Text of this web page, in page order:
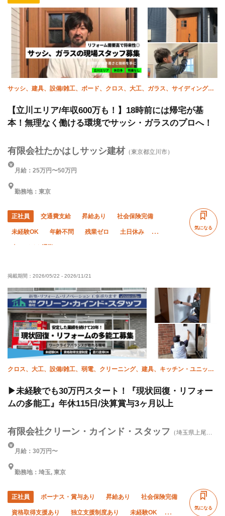
サッシ、建具、設備/雑工、ボード、クロス、大工、ガラス、サイディング、
【立川エリア/年収600万も！】18時前には帰宅が基
本！無理なく働ける環境でサッシ・ガラスのプロへ！
有限会社たかはしサッシ建材 （東京都立川市）
月給：25万円〜50万円
勤務地：東京
正社員 交通費支給 昇給あり 社会保険完備
未経験OK 年齢不問 残業ゼロ 土日休み
気になる
掲載期間： 2026/05/22 - 2026/11/21
クロス、大工、設備/雑工、弱電、クリーニング、建具、キッチン・ユニット
▶︎未経験でも30万円スタート！『現状回復・リフォー
ムの多能工』年休115日/決算賞与3ヶ月以上
有限会社クリーン・カインド・スタッフ （埼玉県上尾
市）
月給：30万円〜
勤務地：埼玉, 東京
正社員 ボーナス・賞与あり 昇給あり 社会保険完備
資格取得支援あり 独立支援制度あり 未経験OK
気になる